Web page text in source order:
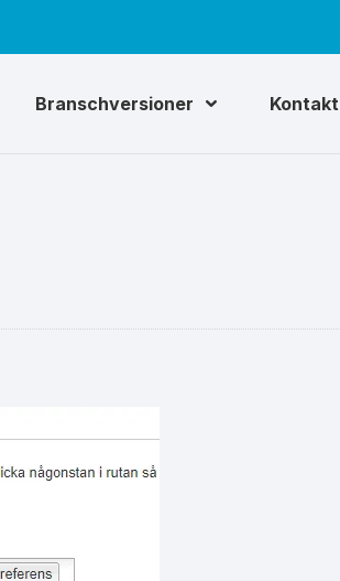
Branschversioner Kontakt